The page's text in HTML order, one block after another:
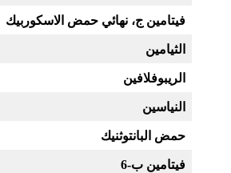
فيتامين ج، نهائي حمض الاسكوربيك
الثيامين
الريبوفلافين
النياسين
حمض البانتوثنيك
فيتامين ب-6